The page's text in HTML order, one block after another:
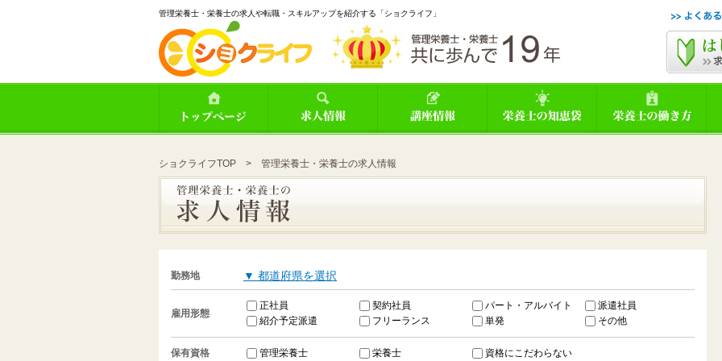
管理栄養士・栄養士の求人や転職・スキルアップを紹介する「ショクライフ」
ショクライフTOP > 管理栄養士・栄養士の求人情報
勤務地 ▼ 都道府県を選択
雇用形態
正社員 契約社員 パート・アルバイト
派遣社員
紹介予定派遣
フリーランス 単発 その他
保有資格 管理栄養士 栄養士 資格にこだわらない